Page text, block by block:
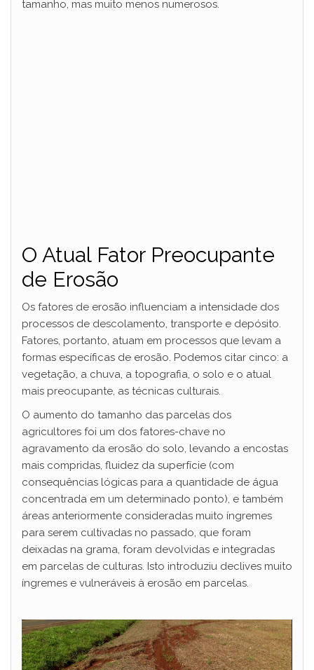
tamanho, mas muito menos numerosos.
O Atual Fator Preocupante
de Erosão
Os fatores de erosão influenciam a intensidade dos
processos de descolamento, transporte e depósito.
Fatores, portanto, atuam em processos que levam a
formas específicas de erosão. Podemos citar cinco: a
vegetação, a chuva, a topografia, o solo e o atual
mais preocupante, as técnicas culturais.
O aumento do tamanho das parcelas dos
agricultores foi um dos fatores-chave no
agravamento da erosão do solo, levando a encostas
mais compridas, fluidez da superfície (com
consequências lógicas para a quantidade de água
concentrada em um determinado ponto), e também
áreas anteriormente consideradas muito íngremes
para serem cultivadas no passado, que foram
deixadas na grama, foram devolvidas e integradas
em parcelas de culturas. Isto introduziu declives muito
íngremes e vulneráveis ​​à erosão em parcelas.